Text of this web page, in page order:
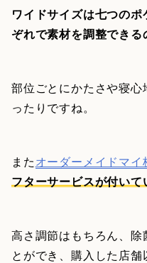
ワイドサイズは七つの
ぞれで素材を調整できる
部位ごとにかたさや寝
ったりですね。
また オーダーメイドマイ
フターサービスが付いて
高さ調節はもちろん、除
とができ、購入した店